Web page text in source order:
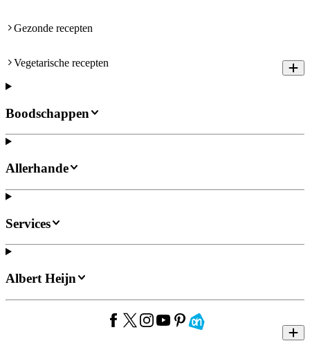
Gezonde recepten
Vegetarische recepten
Boodschappen
Allerhande
Services
Albert Heijn